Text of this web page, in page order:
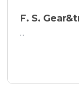
F. S.
...